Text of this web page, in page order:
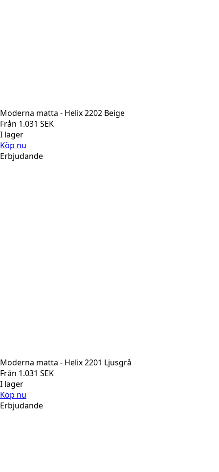
Moderna matta - Helix 2202 Beige
Från 1.031 SEK
I lager
Köp nu
Erbjudande
Moderna matta - Helix 2201 Ljusgrå
Från 1.031 SEK
I lager
Köp nu
Erbjudande